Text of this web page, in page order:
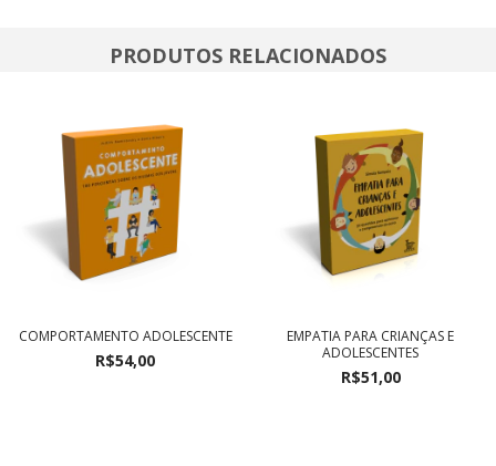
PRODUTOS RELACIONADOS
COMPORTAMENTO ADOLESCENTE
R$54,00
EMPATIA PARA CRIANÇAS E
ADOLESCENTES
R$51,00